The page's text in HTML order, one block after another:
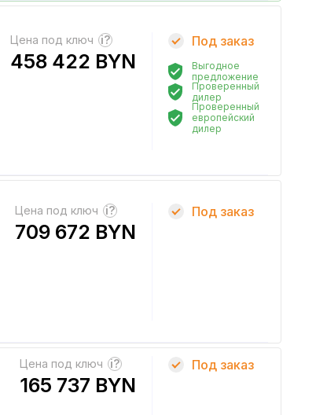
Цена под ключ ?
458 422 BYN
Под заказ
Выгодное
предложение
Проверенный
дилер
Проверенный
европейский
дилер
Цена под ключ ?
709 672 BYN
Под заказ
Цена под ключ ?
165 737 BYN
Под заказ